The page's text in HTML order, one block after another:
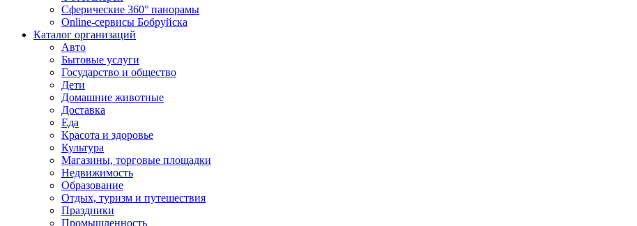
Сферические 360° панорамы
Online-сервисы Бобруйска
Каталог организаций
Авто
Бытовые услуги
Государство и общество
Дети
Домашние животные
Доставка
Еда
Красота и здоровье
Культура
Магазины, торговые площадки
Недвижимость
Образование
Отдых, туризм и путешествия
Праздники
Промышленность